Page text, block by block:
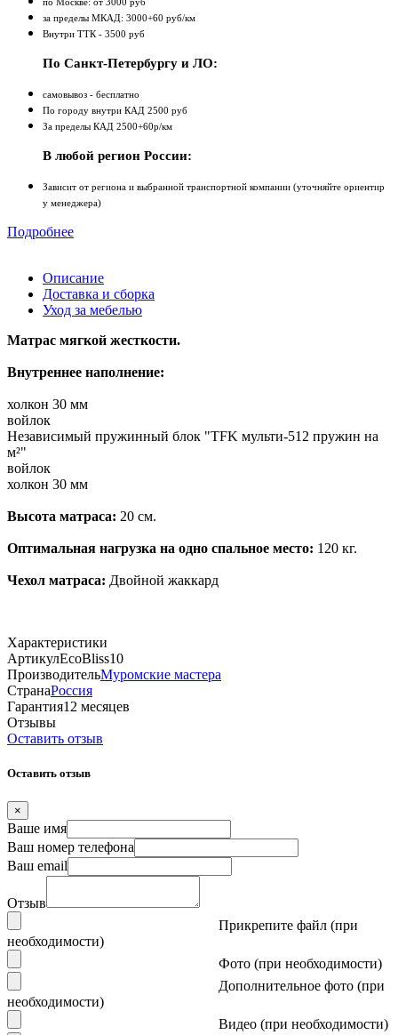
по Москве: от 3000 руб
за пределы МКАД: 3000+60 руб/км
Внутри ТТК - 3500 руб
По Санкт-Петербургу и ЛО:
самовывоз - бесплатно
По городу внутри КАД 2500 руб
За пределы КАД 2500+60р/км
В любой регион России:
Зависит от региона и выбранной транспортной компании (уточняйте ориентир
у менеджера)
Подробнее
Описание
Доставка и сборка
Уход за мебелью
Матрас мягкой жесткости.
Внутреннее наполнение:
холкон 30 мм
войлок
Независимый пружинный блок "TFK мульти-512 пружин на
м²"
войлок
холкон 30 мм
Высота матраса: 20 см.
Оптимальная нагрузка на одно спальное место: 120 кг.
Чехол матраса: Двойной жаккард
Характеристики
АртикулEcoBliss10
ПроизводительМуромские мастера
СтранаРоссия
Гарантия12 месяцев
Отзывы
Оставить отзыв
Оставить отзыв
×
Ваше имя
Ваш номер телефона
Ваш email
Отзыв
Прикрепите файл (при
необходимости)
Фото (при необходимости)
Дополнительное фото (при
необходимости)
Видео (при необходимости)